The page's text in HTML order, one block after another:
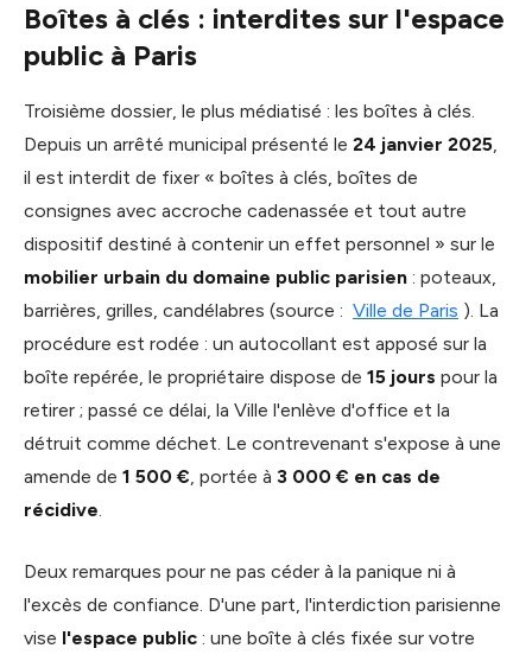
Boîtes à clés : interdites sur l'espace
public à Paris
Troisième dossier, le plus médiatisé : les boîtes à clés.
Depuis un arrêté municipal présenté le 24 janvier 2025,
il est interdit de fixer « boîtes à clés, boîtes de
consignes avec accroche cadenassée et tout autre
dispositif destiné à contenir un effet personnel » sur le
mobilier urbain du domaine public parisien : poteaux,
barrières, grilles, candélabres (source : Ville de Paris ). La
procédure est rodée : un autocollant est apposé sur la
boîte repérée, le propriétaire dispose de 15 jours pour la
retirer ; passé ce délai, la Ville l'enlève d'office et la
détruit comme déchet. Le contrevenant s'expose à une
amende de 1 500 €, portée à 3 000 € en cas de
récidive.
Deux remarques pour ne pas céder à la panique ni à
l'excès de confiance. D'une part, l'interdiction parisienne
vise l'espace public : une boîte à clés fixée sur votre